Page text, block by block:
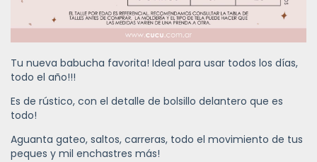
Tu nueva babucha favorita! Ideal para usar todos los días,
todo el año!!!
Es de rústico, con el detalle de bolsillo delantero que es
todo!
Aguanta gateo, saltos, carreras, todo el movimiento de tus
peques y mil enchastres más!